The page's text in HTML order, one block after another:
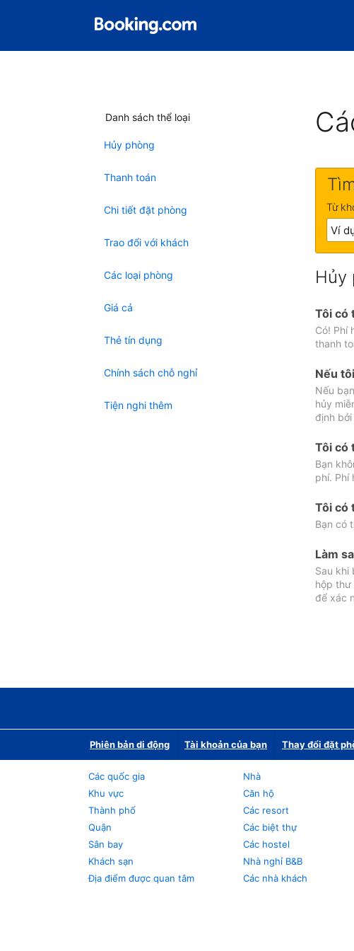
Danh sách thể loại
Hủy phòng
Thanh toán
Chi tiết đặt phòng
Trao đổi với khách
Các loại phòng
Giá cả
Thẻ tín dụng
Chính sách chỗ nghỉ
Tiện nghi thêm
Từ
Hủy
Tôi có
Có! Phí
thanh
Nếu
Nếu
hủy
định
Tôi có
Bạn
phí. Phí
Tôi có
Bạn có
Làm
Sau khi
hộp thư
để xác
Phiên bản di động Tài khoản của bạn Thay đổi đặt
Các quốc gia
Khu vực
Thành phố
Quận
Sân bay
Khách sạn
Địa điểm được quan tâm
Nhà
Căn hộ
Các resort
Các biệt thự
Các hostel
Nhà nghỉ B&B
Các nhà khách